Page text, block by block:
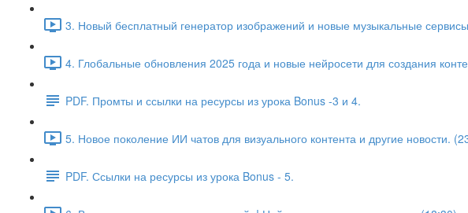
3. Новый бесплатный генератор изображений и новые музыкальные
4. Глобальные обновления 2025 года и новые нейросети для создания
PDF. Промты и ссылки на ресурсы из урока Bonus -3 и 4.
5. Новое поколение ИИ чатов для визуального контента и другие новости.
PDF. Ссылки на ресурсы из урока Bonus - 5.